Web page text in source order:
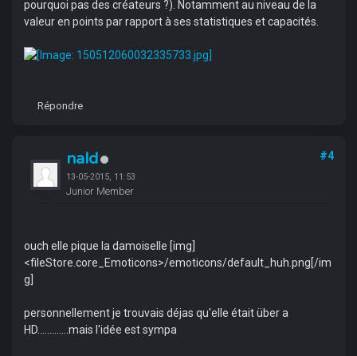
pourquoi pas des créateurs ?). Notamment au niveau de la
valeur en points par rapport à ses statistiques et capacités.
Répondre
nald
13-05-2015, 11:53
Junior Member
#4
ouch elle pique la damoiselle [img]
<fileStore.core_Emoticons>/emoticons/default_huh.png[/im
g]
personnellement je trouvais déjas qu'elle était über a
HD.............mais l'idée est sympa